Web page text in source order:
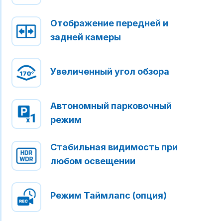
Отображение передней и
задней камеры
Увеличенный угол обзора
Автономный парковочный
режим
Стабильная видимость при
любом освещении
Режим Таймлапс (опция)